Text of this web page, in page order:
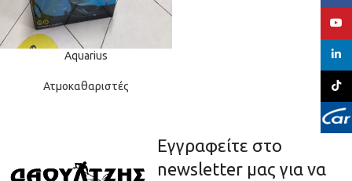
Aquarius
Ατμοκαθαριστές
Εγγραφείτε στο
newsletter μας για να